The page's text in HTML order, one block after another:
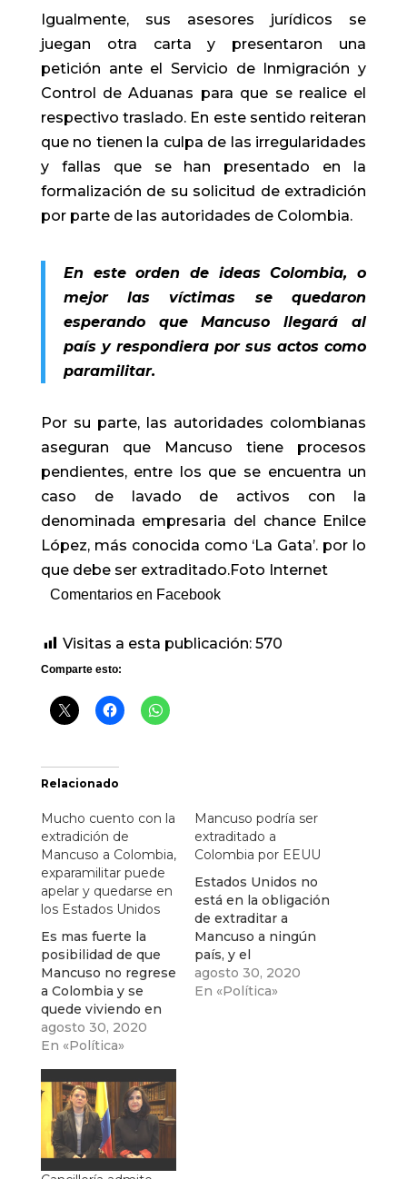
Igualmente, sus asesores jurídicos se
juegan otra carta y presentaron una
petición ante el Servicio de Inmigración y
Control de Aduanas para que se realice el
respectivo traslado. En este sentido reiteran
que no tienen la culpa de las irregularidades
y fallas que se han presentado en la
formalización de su solicitud de extradición
por parte de las autoridades de Colombia.
En este orden de ideas Colombia, o
mejor las víctimas se quedaron
esperando que Mancuso llegará al
país y respondiera por sus actos como
paramilitar.
Por su parte, las autoridades colombianas
aseguran que Mancuso tiene procesos
pendientes, entre los que se encuentra un
caso de lavado de activos con la
denominada empresaria del chance Enilce
López, más conocida como ‘La Gata’. por lo
que debe ser extraditado.Foto Internet
Comentarios en Facebook
Visitas a esta publicación: 570
Comparte esto:
Relacionado
Mucho cuento con la
extradición de
Mancuso a Colombia,
exparamilitar puede
apelar y quedarse en
los Estados Unidos
Es mas fuerte la
posibilidad de que
Mancuso no regrese
a Colombia y se
quede viviendo en
EEUU ,siendo esto
una derrota para
víctimas
agosto 30, 2020
En «Política»
Mancuso podría ser
extraditado a
Colombia por EEUU
Estados Unidos no
está en la obligación
de extraditar a
Mancuso a ningún
país, y el
exparamilitar podría
quedarse a vivir en
agosto 30, 2020
En «Política»